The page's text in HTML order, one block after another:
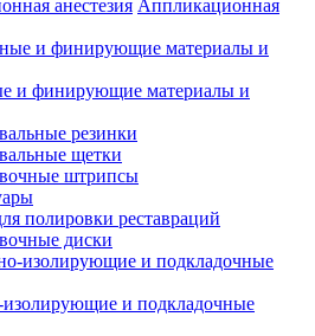
Аппликационная
и финирующие материалы и
резинки
щетки
штрипсы
полировки реставраций
диски
и подкладочные